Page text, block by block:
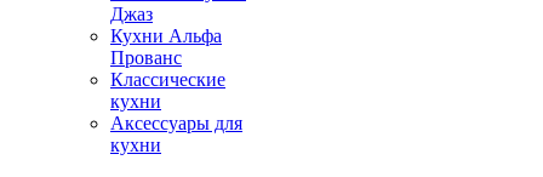
Джаз
Кухни Альфа
Прованс
Классические
кухни
Аксессуары для
кухни